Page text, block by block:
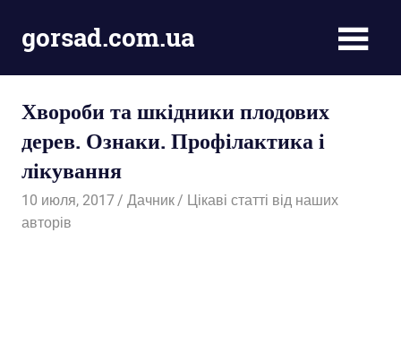
перейти
к
содержимому
gorsad.com.ua
іХвороби та шкідники плодових
дерев. Ознаки. Профілактика і
лікування
10 июля, 2017 Дачник
Цікаві статті від наших
авторів